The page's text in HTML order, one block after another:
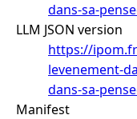
dans-sa-
LLM JSON version
https://
levenement-
dans-sa-
Manifest